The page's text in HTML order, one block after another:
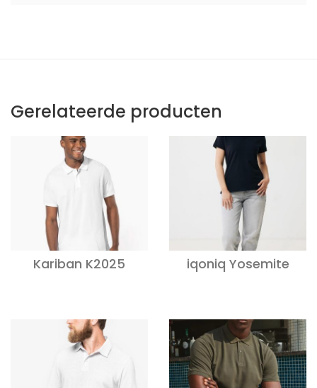
Gerelateerde producten
Kariban K2025 iqoniq Yosemite